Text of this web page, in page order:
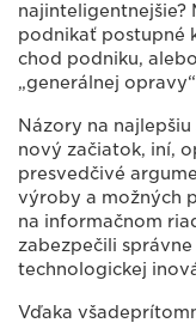
najinteligentnejšie?
podnikať postupné
chod podniku,
„generálnej
Názory na
nový začiatok, iní,
presvedčivé
výroby a možných
na informačnom
zabezpečili
technologickej
Vďaka